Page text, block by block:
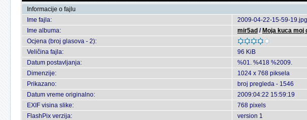
Informacije o fajlu
Ime fajla:
2009-04-22-15-59-19.jpg
Ime albuma:
mir5ad / Moja kuca moj
Ocjena (broj glasova - 2):
Veličina fajla:
96 KiB
Datum postavljanja:
%01. %418 %2009.
Dimenzije:
1024 x 768 piksela
Prikazano:
broj pregleda - 1546
Datum vreme originalno:
2009:04:22 15:59:19
EXIF visina slike:
768 pixels
FlashPix verzija:
version 1